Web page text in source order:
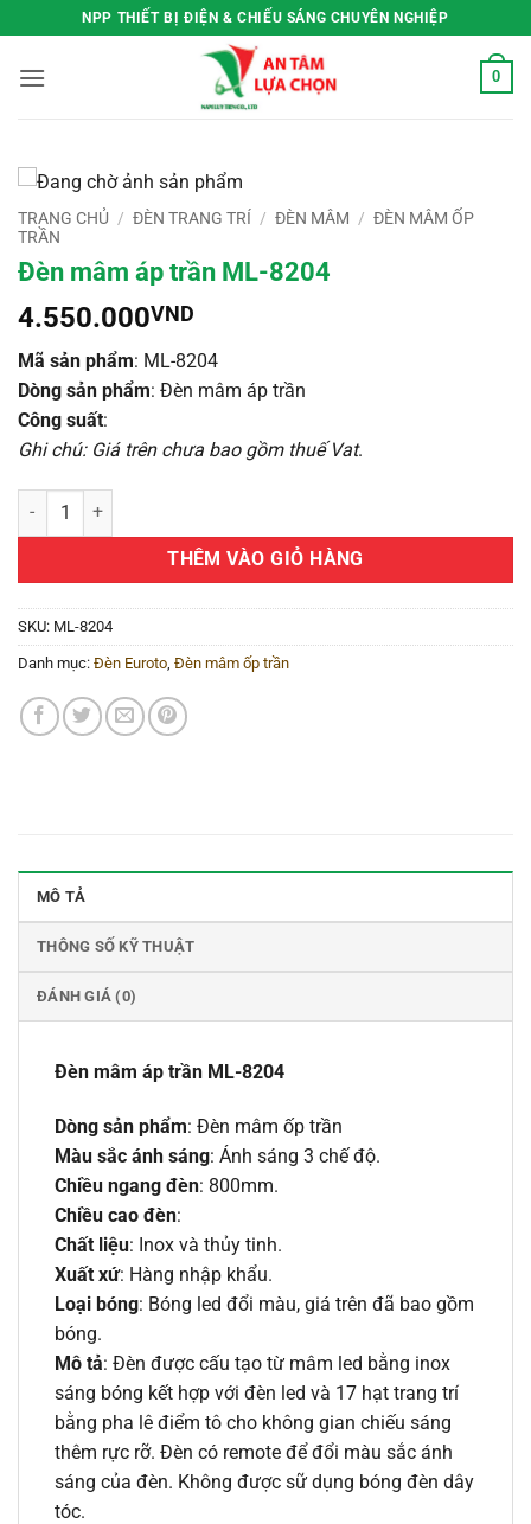
qua
nội
NPP THIẾT BỊ ĐIỆN & CHIẾU SÁNG CHUYÊN NGHIỆP
0
TRANG CHỦ / ĐÈN TRANG TRÍ / ĐÈN MÂM / ĐÈN MÂM ỐP
TRẦN
Đèn mâm áp trần ML-8204
4.550.000VND
Mã sản phẩm: ML-8204
Dòng sản phẩm: Đèn mâm áp trần
Công suất:
Ghi chú: Giá trên chưa bao gồm thuế Vat.
Đèn mâm áp trần ML-8204 số lượng
THÊM VÀO GIỎ HÀNG
SKU: ML-8204
Danh mục: Đèn Euroto Đèn mâm ốp trần
MÔ TẢ
THÔNG SỐ KỸ THUẬT
ĐÁNH GIÁ (0)
Đèn mâm áp trần ML-8204
Dòng sản phẩm: Đèn mâm ốp trần
Màu sắc ánh sáng: Ánh sáng 3 chế độ.
Chiều ngang đèn: 800mm.
Chiều cao đèn:
Chất liệu: Inox và thủy tinh.
Xuất xứ: Hàng nhập khẩu.
Loại bóng: Bóng led đổi màu, giá trên đã bao gồm
bóng.
Mô tả: Đèn được cấu tạo từ mâm led bằng inox
sáng bóng kết hợp với đèn led và 17 hạt trang trí
bằng pha lê điểm tô cho không gian chiếu sáng
thêm rực rỡ. Đèn có remote để đổi màu sắc ánh
sáng của đèn. Không được sữ dụng bóng đèn dây
tóc.